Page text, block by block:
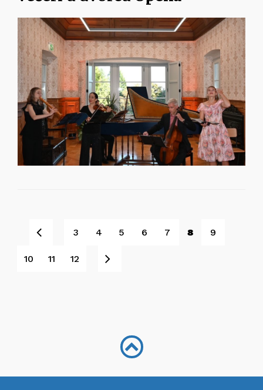
3 4 5 6 7 8 9
10 11 12